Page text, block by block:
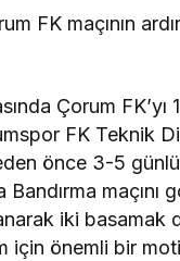
FK maçının
Çorum FK’yı
FK Teknik
önce 3-5
maçını
iki basamak
için önemli bir